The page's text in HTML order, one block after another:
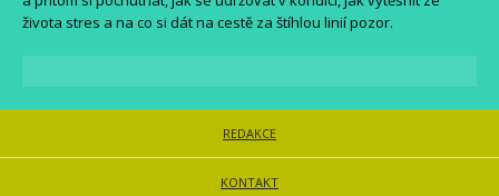
života stres a na co si dát na cestě za štíhlou linií pozor.
REDAKCE
KONTAKT